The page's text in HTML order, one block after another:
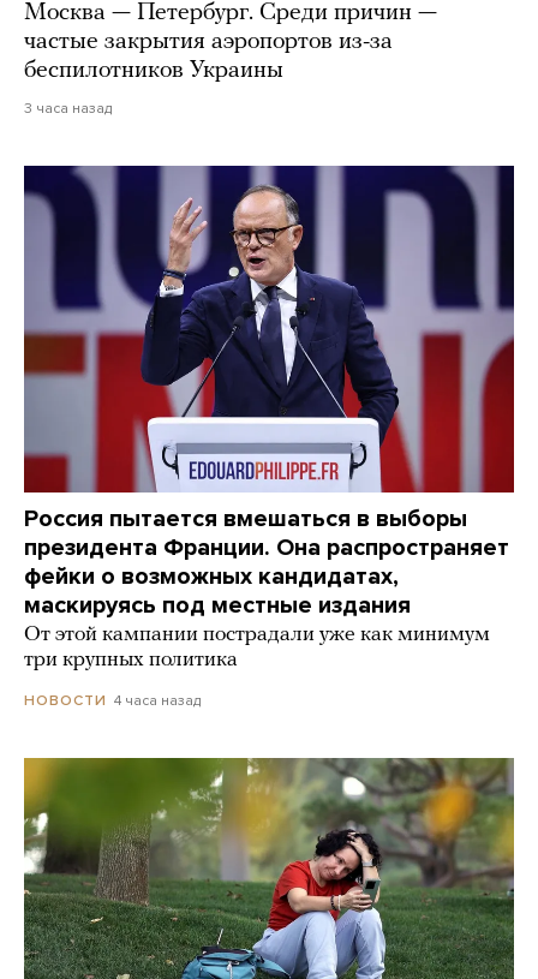
Москва — Петербург. Среди причин —
частые закрытия аэропортов из-за
беспилотников Украины
3 часа назад
Россия пытается вмешаться в выборы
президента Франции. Она распространяет
фейки о возможных кандидатах,
маскируясь под местные издания
От этой кампании пострадали уже как минимум
три крупных политика
НОВОСТИ 4 часа назад